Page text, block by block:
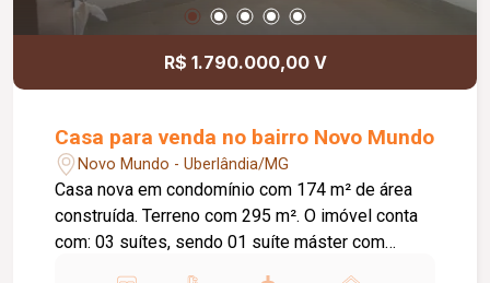
R$ 1.790.000,00 V
Casa para venda no bairro Novo Mundo
Novo Mundo - Uberlândia/MG
Casa nova em condomínio com 174 m² de área
construída. Terreno com 295 m². O imóvel conta
com: 03 suítes, sendo 01 suíte máster com